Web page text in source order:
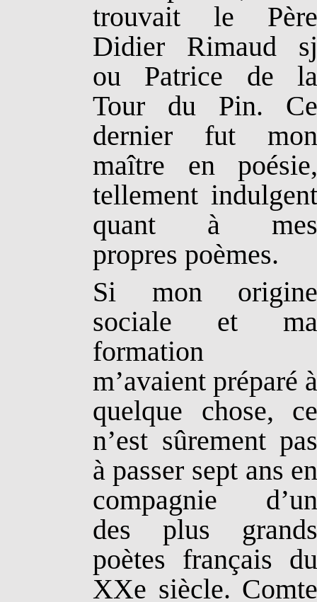
trouvait le
Didier Rimaud
ou Patrice de
Tour du Pin.
dernier fut
maître en
tellement
quant à
propres poèmes.
Si mon
sociale et
formation
m’avaient préparé
quelque chose,
n’est sûrement
à passer sept ans
compagnie
des plus
poètes français
XXe siècle.